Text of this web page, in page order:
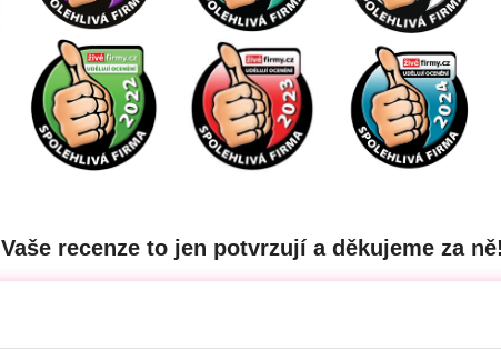
Vaše recenze to jen potvrzují a děkujeme za